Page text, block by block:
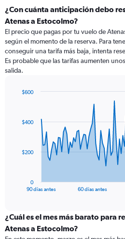
¿Con cuánta anticipación debo
Atenas a Estocolmo?
El precio que pagas por tu vuelo de
según el momento de la reserva. Para
conseguir una tarifa más baja, intenta
Es probable que las tarifas aumenten
salida.
data
The
categories.
Range:
90 días antes 60 días antes
0
$200
$400
$600
¿Cuál es el mes más barato para
Atenas a Estocolmo?